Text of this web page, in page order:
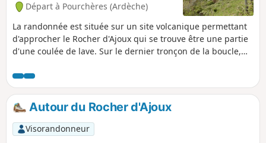
Départ à Pourchères (Ardèche)
La randonnée est située sur un site volcanique permettant
d'approcher le Rocher d'Ajoux qui se trouve être une partie
d'une coulée de lave. Sur le dernier tronçon de la boucle,
les Alpes.
Autour du Rocher d'Ajoux
Visorandonneur